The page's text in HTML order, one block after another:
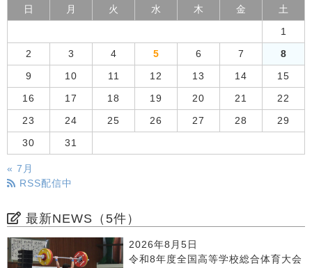
日 月 火 水 木 金 土
1
2 3 4 5 6 7 8
9 10 11 12 13 14 15
16 17 18 19 20 21 22
23 24 25 26 27 28 29
30 31
« 7月
RSS配信中
最新NEWS（5件）
2026年8月5日
令和8年度全国高等学校総合体育大会